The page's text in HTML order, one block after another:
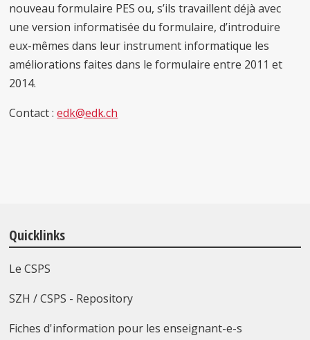
nouveau formulaire PES ou, s’ils travaillent déjà avec
une version informatisée du formulaire, d’introduire
eux-mêmes dans leur instrument informatique les
améliorations faites dans le formulaire entre 2011 et
2014.
Contact :edk@edk.ch
Quicklinks
Le CSPS
SZH / CSPS - Repository
Fiches d'information pour les enseignant-e-s